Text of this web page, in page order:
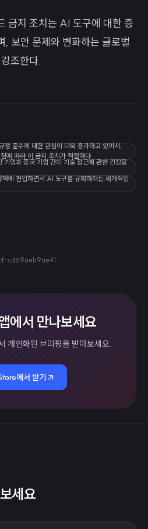
금지 조치는 AI 도구에 대한 증
, 보안 문제와 변화하는 글로벌
조한다.
준수에 대한 관심이 더욱 증가하고 있어서,
에 따라 이 금지 조치가 적절하다.
기업과 중국 기업 간의 기술 접근에 관한 긴장을
에 편입하면서 AI 도구를 규제하려는 세계적인
cd69aeb9ae41
에서 만나보세요
개인화된 브리핑을 받아보세요.
에서 받기
세요